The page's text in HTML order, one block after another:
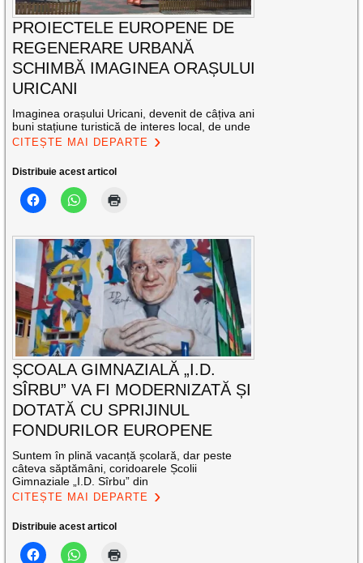
PROIECTELE EUROPENE DE
REGENERARE URBANĂ
SCHIMBĂ IMAGINEA ORAȘULUI
URICANI
Imaginea orașului Uricani, devenit de câțiva ani
buni stațiune turistică de interes local, de unde
CITEȘTE MAI DEPARTE
Distribuie acest articol
ȘCOALA GIMNAZIALĂ „I.D.
SÎRBU” VA FI MODERNIZATĂ ȘI
DOTATĂ CU SPRIJINUL
FONDURILOR EUROPENE
Suntem în plină vacanță școlară, dar peste
câteva săptămâni, coridoarele Școlii
Gimnaziale „I.D. Sîrbu” din
CITEȘTE MAI DEPARTE
Distribuie acest articol